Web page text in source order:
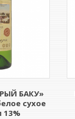
БАКУ»
сухое
13%